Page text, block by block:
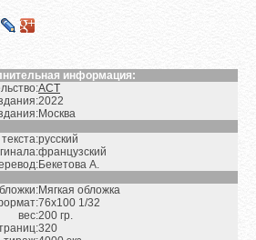
информация:
АСТ
2022
Москва
русский
французский
Бекетова А.
Мягкая обложка
76х100 1/32
вес:200 гр.
320